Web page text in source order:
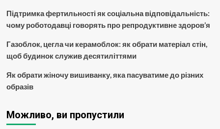
Підтримка фертильності як соціальна відповідальність:
чому роботодавці говорять про репродуктивне здоров’я
Газоблок, цегла чи керамоблок: як обрати матеріал стін,
щоб будинок служив десятиліттями
Як обрати жіночу вишиванку, яка пасуватиме до різних
образів
Можливо, ви пропустили